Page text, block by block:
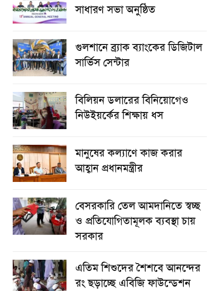
সাধারণ সভা অনুষ্ঠিত
গুলশানে ব্র্যাক ব্যাংকের ডিজিটাল
সার্ভিস সেন্টার
বিলিয়ন ডলারের বিনিয়োগেও
নিউইয়র্কের শিক্ষায় ধস
মানুষের কল্যাণে কাজ করার
আহ্বান প্রধানমন্ত্রীর
বেসরকারি তেল আমদানিতে স্বচ্ছ
ও প্রতিযোগিতামূলক ব্যবস্থা চায়
সরকার
এতিম শিশুদের শৈশবে আনন্দের
রং ছড়াচ্ছে এবিজি ফাউন্ডেশন